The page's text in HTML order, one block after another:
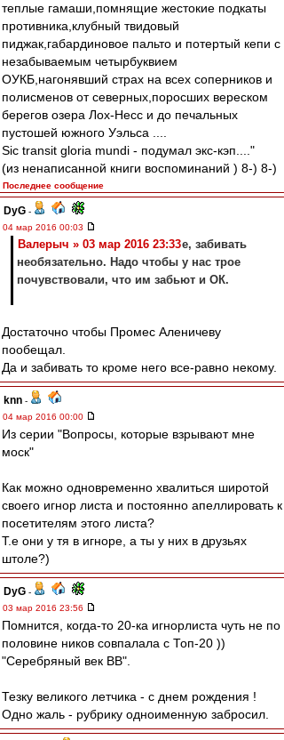
теплые гамаши,помнящие жестокие подкаты
противника,клубный твидовый
пиджак,габардиновое пальто и потертый кепи с
незабываемым четырбуквием
ОУКБ,нагонявший страх на всех соперников и
полисменов от северных,поросших вереском
берегов озера Лох-Несс и до печальных
пустошей южного Уэльса ....
Sic transit gloria mundi - подумал экс-кэп...."
(из ненаписанной книги воспоминаний ) 8-) 8-)
Последнее сообщение
DyG -
04 мар 2016 00:03
Валерыч » 03 мар 2016 23:33е, забивать
необязательно. Надо чтобы у нас трое
почувствовали, что им забьют и ОК.
Достаточно чтобы Промес Аленичеву
пообещал.
Да и забивать то кроме него все-равно некому.
knn -
04 мар 2016 00:00
Из серии "Вопросы, которые взрывают мне
моск"
Как можно одновременно хвалиться широтой
своего игнор листа и постоянно апеллировать к
посетителям этого листа?
Т.е они у тя в игноре, а ты у них в друзьях
штоле?)
DyG -
03 мар 2016 23:56
Помнится, когда-то 20-ка игнорлиста чуть не по
половине ников совпалала с Топ-20 ))
"Серебряный век ВВ".
Тезку великого летчика - с днем рождения !
Одно жаль - рубрику одноименную забросил.